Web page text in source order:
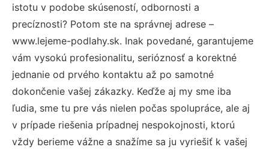
istotu v podobe skúseností, odbornosti a
precíznosti? Potom ste na správnej adrese –
www.lejeme-podlahy.sk. Inak povedané, garantujeme
vám vysokú profesionalitu, serióznosť a korektné
jednanie od prvého kontaktu až po samotné
dokončenie vašej zákazky. Keďže aj my sme iba
ľudia, sme tu pre vás nielen počas spolupráce, ale aj
v prípade riešenia prípadnej nespokojnosti, ktorú
vždy berieme vážne a snažíme sa ju vyriešiť k vašej